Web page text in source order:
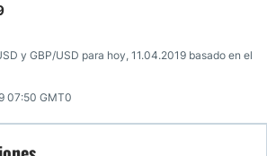
y GBP/USD para hoy, 11.04.2019 basado en el
07:50 GMT0